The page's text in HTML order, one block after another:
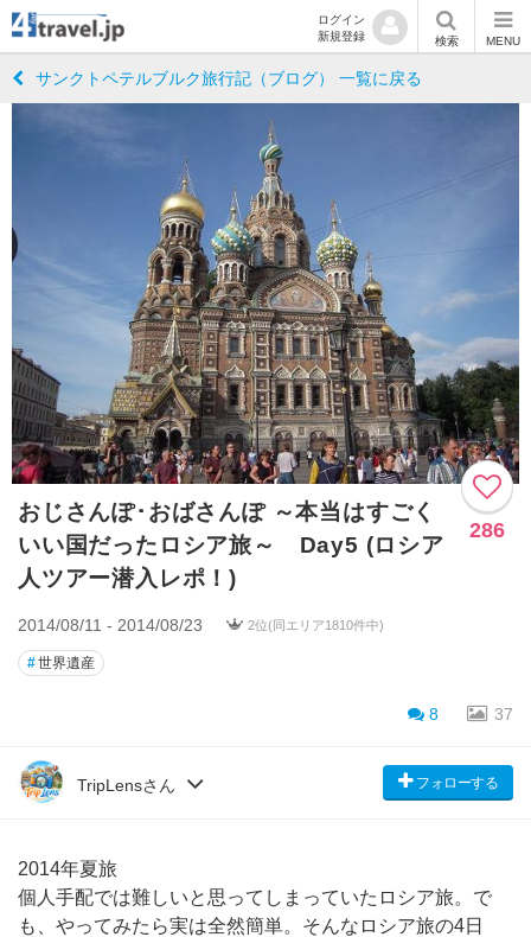
ログイン
新規登録
検索 MENU
サンクトペテルブルク旅行記（ブログ） 一覧に戻る
おじさんぽ･おばさんぽ ～本当はすごく
いい国だったロシア旅～ Day5 (ロシア
人ツアー潜入レポ！)
286
2014/08/11 - 2014/08/23 2位(同エリア1810件中)
#世界遺産
8 37
TripLensさん フォローする
2014年夏旅
個人手配では難しいと思ってしまっていたロシア旅。で
も、やってみたら実は全然簡単。そんなロシア旅の4日